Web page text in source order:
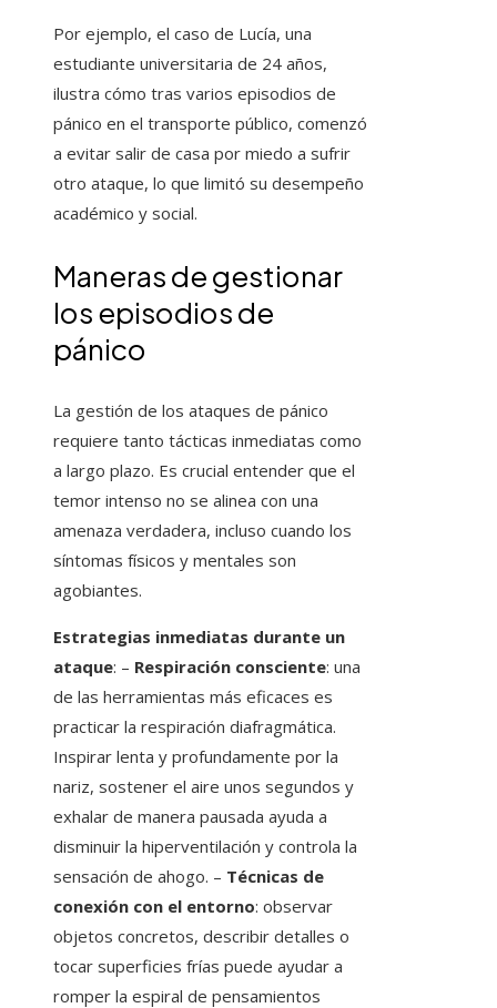
Por ejemplo, el caso de Lucía, una
estudiante universitaria de 24 años,
ilustra cómo tras varios episodios de
pánico en el transporte público, comenzó
a evitar salir de casa por miedo a sufrir
otro ataque, lo que limitó su desempeño
académico y social.
Maneras de gestionar
los episodios de
pánico
La gestión de los ataques de pánico
requiere tanto tácticas inmediatas como
a largo plazo. Es crucial entender que el
temor intenso no se alinea con una
amenaza verdadera, incluso cuando los
síntomas físicos y mentales son
agobiantes.
Estrategias inmediatas durante un
ataque: – Respiración consciente: una
de las herramientas más eficaces es
practicar la respiración diafragmática.
Inspirar lenta y profundamente por la
nariz, sostener el aire unos segundos y
exhalar de manera pausada ayuda a
disminuir la hiperventilación y controla la
sensación de ahogo. – Técnicas de
conexión con el entorno: observar
objetos concretos, describir detalles o
tocar superficies frías puede ayudar a
romper la espiral de pensamientos